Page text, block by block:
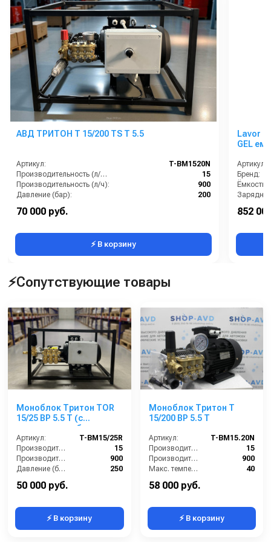
АВД ТРИТОН T 15/200 TS T 5.5
Артикул:
T-BM1520N
Производительность (л/мин):
15
Производительность (л/ч):
900
Давление (бар):
200
Напряжение (В):
Страна-производитель:
70 000 руб.
⚡ В корзину
Lavor
GEL
Артикул:
Бренд:
Модель:
852
⚡Сопутствующие товары
Моноблок Тритон TOR
15/25 ВР 5.5 T (с
манометром, без
электрики)
Артикул:
T-BM15/25R
Производительность (л/мин):
15
Производительность (л/ч):
900
Давление (бар):
250
Напряжение (В):
50 000 руб.
⚡ В корзину
Моноблок Тритон T
15/200 BP 5.5 T
Артикул:
T-BM15.20N
Производительность (л/мин):
15
Производительность (л/ч):
900
Макс. температура воды на входе (°C):
40
Обороты двигателя (об/мин):
58 000 руб.
⚡ В корзину